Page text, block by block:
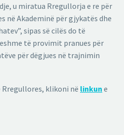
u miratua Rregullorja e re për
në Akademinë për gjykatës dhe
sipas së cilës do të
të provimit pranues për
për dëgjues në trajnimin
klikoni në linkun e